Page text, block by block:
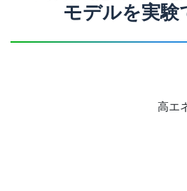
モデルを実験
高エ